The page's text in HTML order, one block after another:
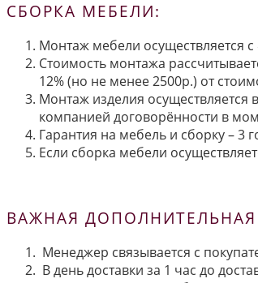
СБОРКА МЕБЕЛИ:
Монтаж мебели осуществляется
Стоимость монтажа
12% (но не менее 2500р.) от
Монтаж изделия осуществляется
компанией договорённости в
Гарантия на мебель и сборку – 3
Если сборка мебели
ВАЖНАЯ
Менеджер связывается с
В день доставки за 1 час до